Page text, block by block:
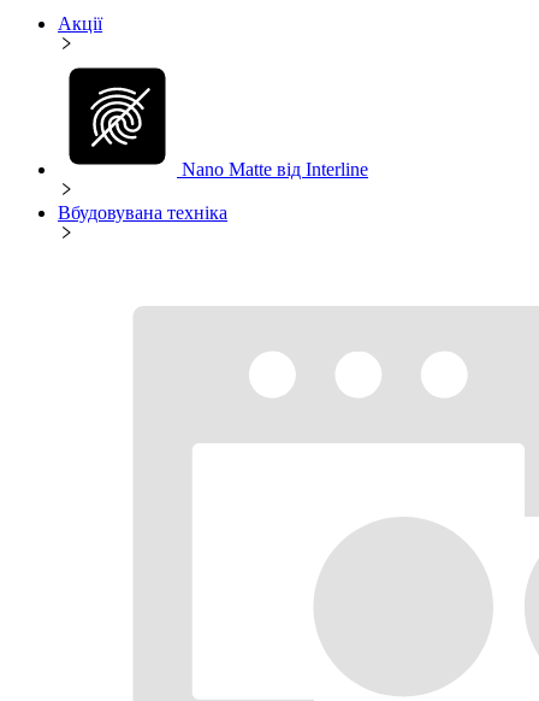
Акції
Nano Matte від Interline
Вбудовувана техніка